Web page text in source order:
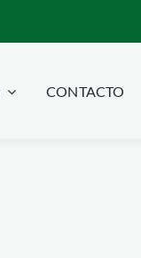
CONTACTO